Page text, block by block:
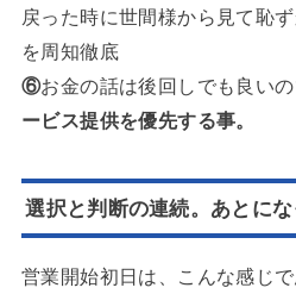
戻った時に世間様から見て恥
を周知徹底
⑥お金の話は後回しでも良いの
ービス提供を優先する事。
選択と判断の連続。あとに
営業開始初日は、こんな感じ